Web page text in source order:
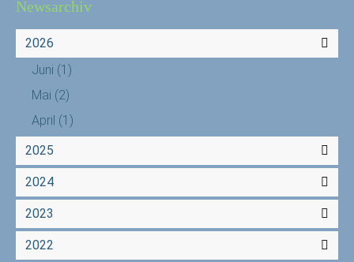
Newsarchiv
2026
Juni (1)
Mai (2)
April (1)
2025
2024
2023
2022